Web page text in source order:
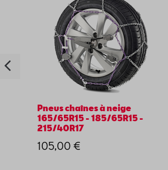
Pneus chaînes à neige
165/65R15 - 185/65R15 -
215/40R17
105,00 €